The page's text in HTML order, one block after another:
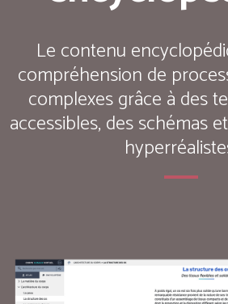
Le contenu
compréhension de
complexes grâce à des
accessibles, des schémas